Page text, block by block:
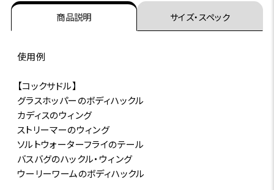
商品説明 サイズ・スペック
使用例
【コックサドル】
グラスホッパーのボディハックル
カディスのウィング
ストリーマーのウィング
ソルトウォーターフライのテール
バスバグのハックル・ウィング
ウーリーワームのボディハックル